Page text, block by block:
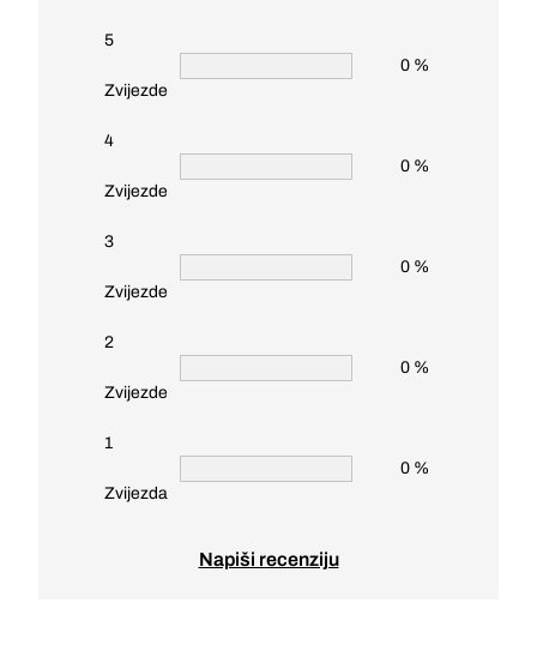
5
Zvijezde
0 %
4
Zvijezde
0 %
3
Zvijezde
0 %
2
Zvijezde
0 %
1
Zvijezda
0 %
Napiši recenziju